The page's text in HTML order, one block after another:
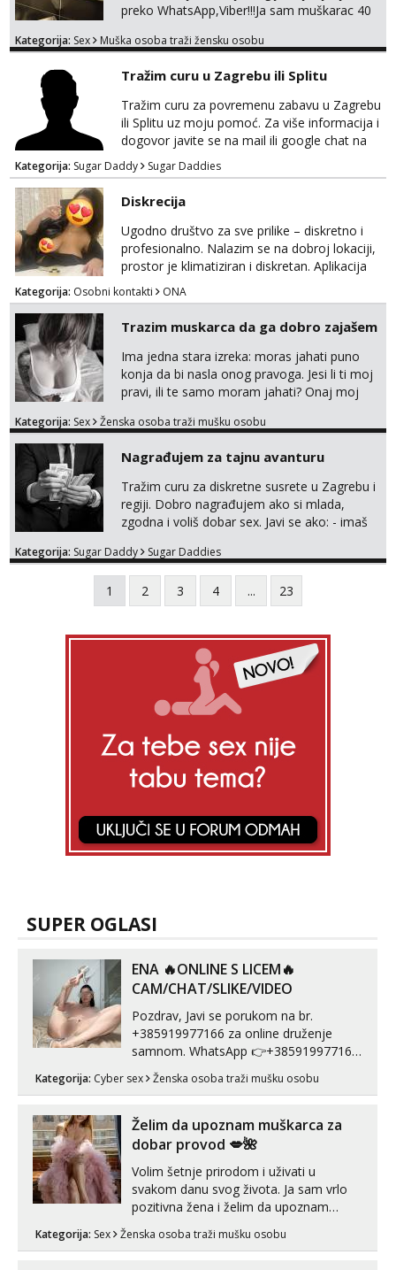
preko WhatsApp,Viber!!!Ja sam muškarac 40
sve stvar dogovora otvoren za sve
Kategorija: Sex Muška osoba traži žensku osobu
Tražim curu u Zagrebu ili Splitu
Tražim curu za povremenu zabavu u Zagrebu
ili Splitu uz moju pomoć. Za više informacija i
dogovor javite se na mail ili google chat na
oneofakind999111@gmail.com
Kategorija: Sugar Daddy Sugar Daddies
Diskrecija
Ugodno društvo za sve prilike – diskretno i
profesionalno. Nalazim se na dobroj lokaciji,
prostor je klimatiziran i diskretan. Aplikacija
what sapp 0957660399.
Kategorija: Osobni kontakti ONA
Trazim muskarca da ga dobro zajašem
Ima jedna stara izreka: moras jahati puno
konja da bi nasla onog pravoga. Jesi li ti moj
pravi, ili te samo moram jahati? Onaj moj
na sexdater link i javi mi se tamo....
Kategorija: Sex Ženska osoba traži mušku osobu
Nagrađujem za tajnu avanturu
Tražim curu za diskretne susrete u Zagrebu i
regiji. Dobro nagrađujem ako si mlada,
zgodna i voliš dobar sex. Javi se ako: - imaš
kosu - se dobro ljubiš - si fleksibilna s
vremenom (jer ga nemam previše) i
dostupna radnim danom (vikendi i noći su za
obitelj) - vodiš brigu o zdravlju i koristiš
paro...
Kategorija: Sugar Daddy Sugar Daddies
1 2 3 4 ... 23
SUPER OGLASI
ENA 🔥ONLINE S LICEM🔥
CAM/CHAT/SLIKE/VIDEO
Pozdrav, Javi se porukom na br.
+385919977166 za online druženje
samnom. WhatsApp 👉+385919977166
Telegram 👉@enafriedrichkis Radim
videopozive s licem, solo i s partnerom,
kombinacije halteri, haljine, štikle,
samostojeće itd. Nudim svakakva videa
seksa, puš...
Kategorija: Cyber sex Ženska osoba traži mušku osobu
Želim da upoznam muškarca za
dobar provod 💋🌺
Volim šetnje prirodom i uživati u
svakom danu svog života. Ja sam vrlo
pozitivna žena i želim da upoznam
može i nešto više.💋🌺 Klikni na link
Kategorija: Sex Ženska osoba traži mušku osobu